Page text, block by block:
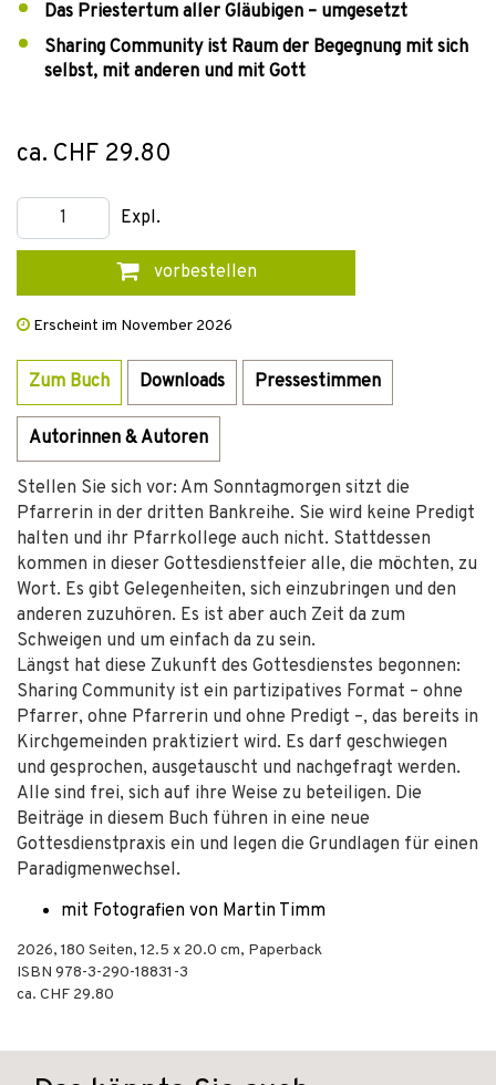
Das Priestertum aller Gläubigen – umgesetzt
Sharing Community ist Raum der Begegnung mit sich
selbst, mit anderen und mit Gott
ca. CHF 29.80
Expl.
vorbestellen
Erscheint im November 2026
Zum Buch Downloads Pressestimmen
Autorinnen & Autoren
Stellen Sie sich vor: Am Sonntagmorgen sitzt die
Pfarrerin in der dritten Bankreihe. Sie wird keine Predigt
halten und ihr Pfarrkollege auch nicht. Stattdessen
kommen in dieser Gottesdienstfeier alle, die möchten, zu
Wort. Es gibt Gelegenheiten, sich einzubringen und den
anderen zuzuhören. Es ist aber auch Zeit da zum
Schweigen und um einfach da zu sein.
Längst hat diese Zukunft des Gottesdienstes begonnen:
Sharing Community ist ein partizipatives Format – ohne
Pfarrer, ohne Pfarrerin und ohne Predigt –, das bereits in
Kirchgemeinden praktiziert wird. Es darf geschwiegen
und gesprochen, ausgetauscht und nachgefragt werden.
Alle sind frei, sich auf ihre Weise zu beteiligen. Die
Beiträge in diesem Buch führen in eine neue
Gottesdienstpraxis ein und legen die Grundlagen für einen
Paradigmenwechsel.
mit Fotografien von Martin Timm
2026, 180 Seiten, 12.5 x 20.0 cm, Paperback
ISBN 978-3-290-18831-3
ca. CHF 29.80